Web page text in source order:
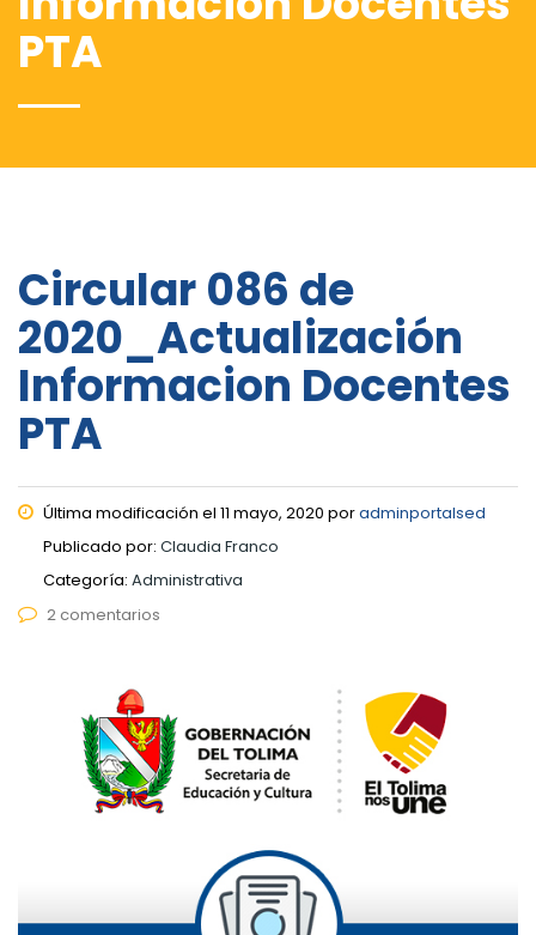
PTA
Circular 086 de
2020_Actualización
Informacion Docentes
PTA
Última modificación el 11 mayo, 2020 poradminportalsed
Publicado por: Claudia Franco
Categoría: Administrativa
2 comentarios